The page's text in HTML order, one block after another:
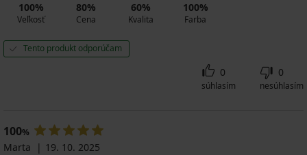
100%
Veľkosť
80%
Cena
60%
Kvalita
100%
Farba
Tento produkt odporúčam
0
súhlasím
0
nesúhlasím
100%
Marta
19. 10. 2025